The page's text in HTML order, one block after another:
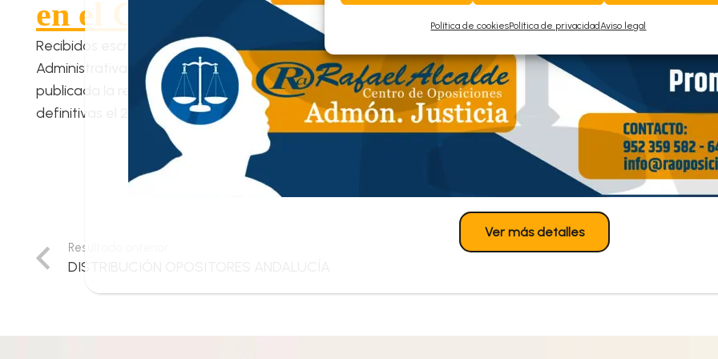
Política de cookiesPolítica de privacidadAviso legal
en el Cuerpo de Gestión Procesal y
Recibidos escritos de subsanación formulados a las listas provisionales de admitidos y excluidos para
Administrativa, acceso libre, los cuales fueron remitidos en tiempo y forma por los interesados, pero
publicada la relación definitiva de admitidos y excluidos al citado proceso selectivo, se publica Anexo con
definitivas el 22 de marzo de 2018.
Resultado anterior
DISTRIBUCIÓN OPOSITORES ANDALUCÍA
Ver más detalles